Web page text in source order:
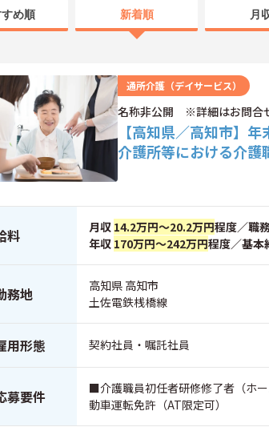
め順 新着順 月
通所介護（デイサービス）
名称非公開 ※詳細はお問合
【高知県／高知市】
介護所等における介護
料 月収 14.2万円～20.2万円程度／職
年収 170万円～242万円程度／基
務地
高知県 高知市
土佐電鉄桟橋線
用形態 契約社員・嘱託社員
募要件
■介護職員初任者研修修了者（ホ
動車運転免許（AT限定可）